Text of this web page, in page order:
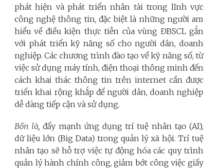
phát hiện và phát triển nhân tài trong lĩnh vực
công nghệ thông tin, đặc biệt là những người am
hiểu về điều kiện thực tiễn của vùng ĐBSCL gắn
với phát triển kỹ năng số cho người dân, doanh
nghiệp. Các chương trình đào tạo về kỹ năng số, từ
việc sử dụng máy tính, điện thoại thông minh đến
cách khai thác thông tin trên internet cần được
triển khai rộng khắp để người dân, doanh nghiệp
dễ dàng tiếp cận và sử dụng.
Bốn là,đẩy mạnh ứng dụng trí tuệ nhân tạo (AI),
dữ liệu lớn (Big Data) trong quản lý xã hội. Trí tuệ
nhân tạo sẽ hỗ trợ việc tự động hóa các quy trình
quản lý hành chính công, giảm bớt công việc giấy